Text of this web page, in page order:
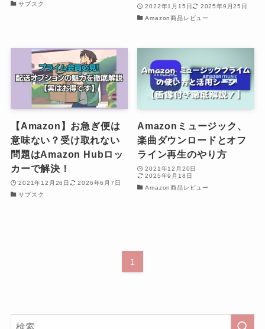
サブスク
2022年1月15日
2025年9月25日
Amazon商品レビュー
【Amazon】お急ぎ便は
意味ない？受け取れない
問題はAmazon Hubロッ
カーで解決！
2021年12月26日
2026年6月7日
サブスク
Amazonミュージック、
楽曲ダウンロードとオフ
ライン再生のやり方
2021年12月20日
2025年9月18日
Amazon商品レビュー
1